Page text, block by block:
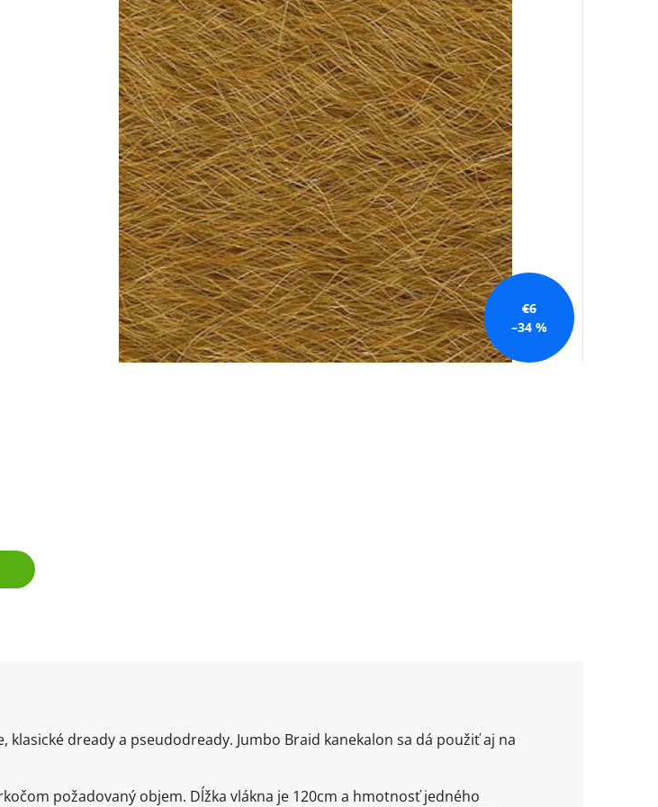
€6
–34 %
dready a pseudodready. Jumbo Braid kanekalon sa dá použiť aj na
požadovaný objem. Dĺžka vlákna je 120cm a hmotnosť jedného
€5,96
Pôvodne:€6,76